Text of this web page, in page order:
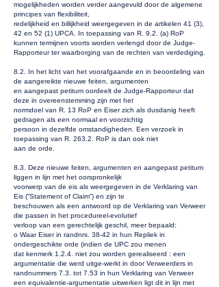
mogelijkheden worden verder aangevuld door de algemene
principes van flexibiliteit,
redelijkheid en billijkheid weergegeven in de artikelen 41 (3),
42 en 52 (1) UPCA. In toepassing van R. 9.2. (a) RoP
kunnen termijnen voorts worden verlengd door de Judge-
Rapporteur ter waarborging van de rechten van verdediging.
8.2. In het licht van het voorafgaande en in beoordeling van
de aangereikte nieuwe feiten, argumenten
en aangepast petitum oordeelt de Judge-Rapporteur dat
deze in overeenstemming zijn met het
normdoel van R. 13 RoP en Eiser zich als dusdanig heeft
gedragen als een normaal en voorzichtig
persoon in dezelfde omstandigheden. Een verzoek in
toepassing van R. 263.2. RoP is dan ook niet
aan de orde.
8.3. Deze nieuwe feiten, argumenten en aangepast petitum
liggen in lijn met het oorspronkelijk
voorwerp van de eis als weergegeven in de Verklaring van
Eis (“Statement of Claim”) en zijn te
beschouwen als een antwoord op de Verklaring van Verweer
die passen in het procedureel-evolutief
verloop van een gerechtelijk geschil, meer bepaald:
o Waar Eiser in randnrs. 38-42 in hun Repliek in
ondergeschikte orde (indien de UPC zou menen
dat kenmerk 1.2.4. niet zou worden gerealiseerd : een
argumentatie die werd uitge-werkt in door Verweerders in
randnummers 7.3. tot 7.53 in hun Verklaring van Verweer
een equivalentie-argumentatie uitwerken ligt dit in lijn met